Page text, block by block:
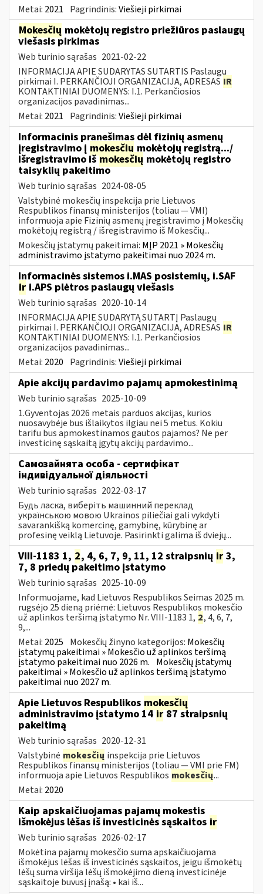
Metai: 2021 Pagrindinis:Viešieji pirkimai
Mokesčių mokėtojų registro priežiūros paslaugų
viešasis pirkimas
Web turinio sąrašas 2021-02-22
INFORMACIJA APIE SUDARYTAS SUTARTIS Paslaugų
pirkimai I. PERKANČIOJI ORGANIZACIJA, ADRESAS IR
KONTAKTINIAI DUOMENYS: I.1. Perkančiosios
organizacijos pavadinimas...
Metai: 2021 Pagrindinis:Viešieji pirkimai
Informacinis pranešimas dėl fizinių asmenų
įregistravimo į mokesčių mokėtojų registrą.../
išregistravimo išmokesčių mokėtojų registro
taisyklių pakeitimo
Web turinio sąrašas 2024-08-05
Valstybinė mokesčių inspekcija prie Lietuvos
Respublikos finansų ministerijos (toliau — VMI)
informuoja apie Fizinių asmenų įregistravimo į Mokesčių
mokėtojų registrą / išregistravimo iš Mokesčių...
Mokesčių įstatymų pakeitimai: MĮP 2021 » Mokesčių
administravimo įstatymo pakeitimai nuo 2024 m.
Informacinės sistemos i.MAS posistemių, i.SAF
ir i.APS plėtros paslaugų viešasis
Web turinio sąrašas 2020-10-14
INFORMACIJA APIE SUDARYTĄ SUTARTĮ Paslaugų
pirkimai I. PERKANČIOJI ORGANIZACIJA, ADRESAS IR
KONTAKTINIAI DUOMENYS: I.1. Perkančiosios
organizacijos pavadinimas...
Metai: 2020 Pagrindinis:Viešieji pirkimai
Apie akcijų pardavimo pajamų apmokestinimą
Web turinio sąrašas 2025-10-09
1.Gyventojas 2026 metais parduos akcijas, kurios
nuosavybėje bus išlaikytos ilgiau nei 5 metus. Kokiu
tarifu bus apmokestinamos gautos pajamos? Ne per
investicinę sąskaitą įgytų akcijų pardavimo...
Самозайнята особа - сертифікат
індивідуальної діяльності
Web turinio sąrašas 2022-03-17
Будь ласка, виберіть машинний переклад
українською мовою Ukrainos piliečiai gali vykdyti
savarankišką komercinę, gamybinę, kūrybinę ar
profesinę veiklą Lietuvoje. Pasirinkti galima iš dviejų...
VIII-1183 1, 2, 4, 6, 7, 9, 11, 12 straipsnių ir 3,
7, 8 priedų pakeitimo įstatymo
Web turinio sąrašas 2025-10-09
Informuojame, kad Lietuvos Respublikos Seimas 2025 m.
rugsėjo 25 dieną priėmė: Lietuvos Respublikos mokesčio
už aplinkos teršimą įstatymo Nr. VIII-1183 1, 2, 4, 6, 7,
9,...
Metai: 2025 Mokesčių žinyno kategorijos: Mokesčių
įstatymų pakeitimai » Mokesčio už aplinkos teršimą
įstatymo pakeitimai nuo 2026 m. Mokesčių įstatymų
pakeitimai » Mokesčio už aplinkos teršimą įstatymo
pakeitimai nuo 2027 m.
Apie Lietuvos Respublikos mokesčių
administravimo įstatymo 14ir87 straipsnių
pakeitimą
Web turinio sąrašas 2020-12-31
Valstybinė mokesčių inspekcija prie Lietuvos
Respublikos finansų ministerijos (toliau — VMI prie FM)
informuoja apie Lietuvos Respublikos mokesčių...
Metai: 2020
Kaip apskaičiuojamas pajamų mokestis
išmokėjus lėšas iš investicinės sąskaitos ir
Web turinio sąrašas 2026-02-17
Mokėtina pajamų mokesčio suma apskaičiuojama
išmokėjus lėšas iš investicinės sąskaitos, jeigu išmokėtų
lėšų suma viršija lėšų išmokėjimo dieną investicinėje
sąskaitoje buvusį įnašą: • kai iš...